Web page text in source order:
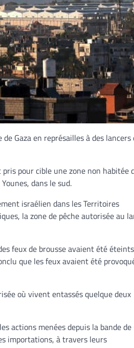
Gaza en représailles à des lancers
pour cible une zone non habitée
dans le sud.
israélien dans les Territoires
la zone de pêche autorisée au
feux de brousse avaient été
que les feux avaient été
où vivent entassés quelque deux
actions menées depuis la bande de
importations, à travers leurs